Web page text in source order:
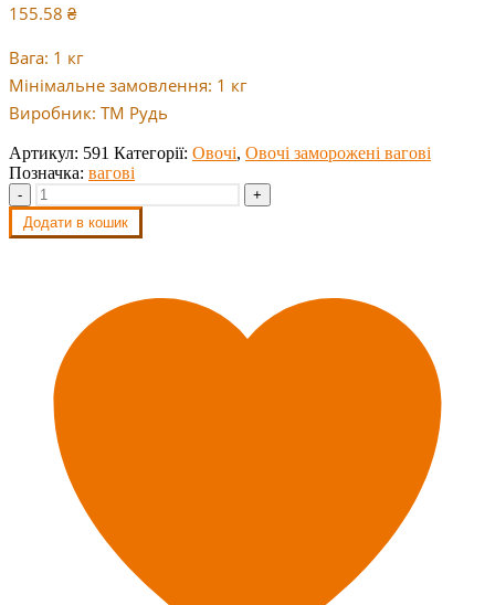
155.58 ₴
Вага: 1 кг
Мінімальне замовлення: 1 кг
Виробник: ТМ Рудь
Артикул: 591 Категорії: Овочі, Овочі заморожені вагові
Позначка: вагові
-
+
Додати в кошик